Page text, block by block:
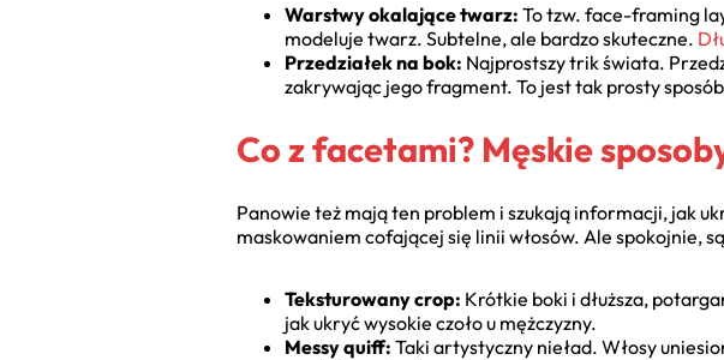
Warstwy okalające twarz: To tzw. face-framing
modeluje twarz. Subtelne, ale bardzo skuteczne.
Przedziałek na bok: Najprostszy trik świata.
zakrywając jego fragment. To jest tak prosty
Co z facetami? Męskie
Panowie też mają ten problem i szukają informacji, jak
maskowaniem cofającej się linii włosów. Ale spokojnie,
Teksturowany crop: Krótkie boki i dłuższa,
jak ukryć wysokie czoło u mężczyzny.
Messy quiff: Taki artystyczny nieład. Włosy